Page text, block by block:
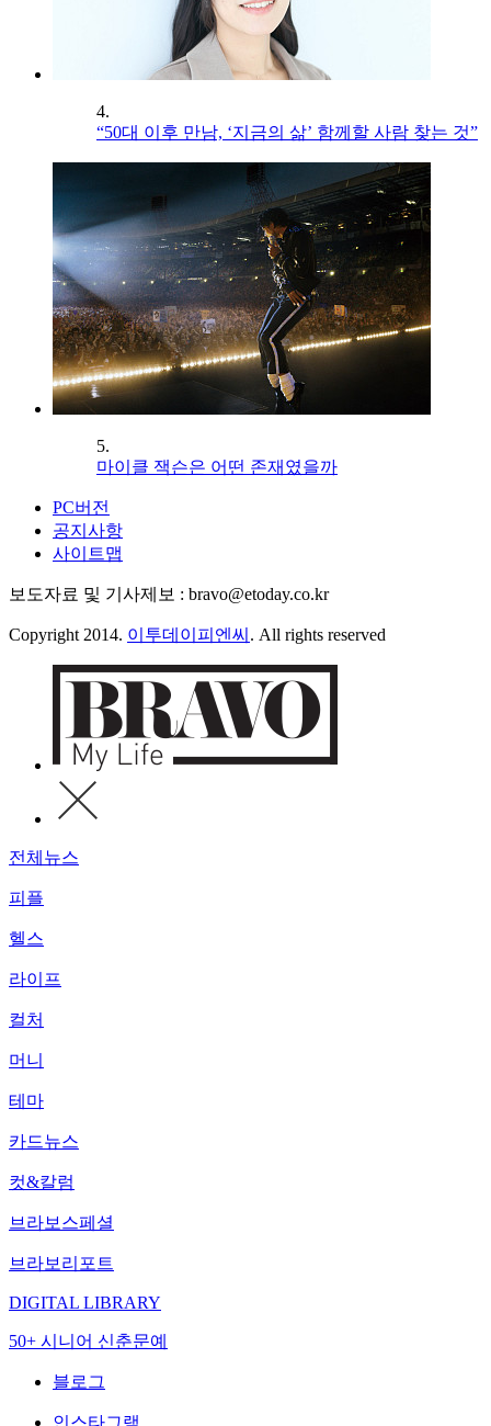
4.
“50대 이후 만남, ‘지금의 삶’ 함께할 사람 찾는 것”
5.
마이클 잭슨은 어떤 존재였을까
PC버전
공지사항
사이트맵
보도자료 및 기사제보 : bravo@etoday.co.kr
Copyright 2014. 이투데이피엔씨 . All rights reserved
전체뉴스
피플
헬스
라이프
컬처
머니
테마
카드뉴스
컷&칼럼
브라보스페셜
브라보리포트
DIGITAL LIBRARY
50+ 시니어 신춘문예
블로그